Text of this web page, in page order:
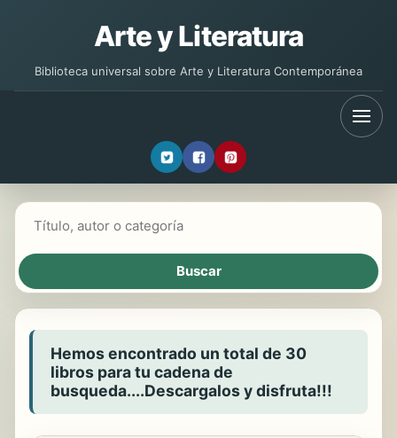
Arte y Literatura
Biblioteca universal sobre Arte y Literatura Contemporánea
Hemos encontrado un total de 30
libros para tu cadena de
busqueda....Descargalos y disfruta!!!